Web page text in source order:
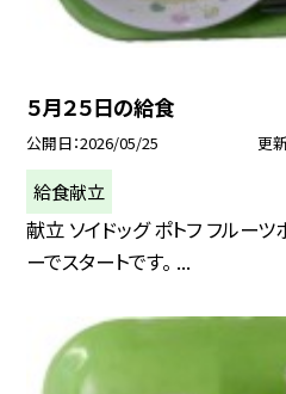
５月２５日の給食
公開日 2026/05/25 更
給食献立
献立 ソイドッグ ポトフ フルー
ーでスタートです。 ...